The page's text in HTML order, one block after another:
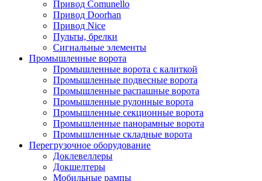
Привод Comunello
Привод Doorhan
Привод Nice
Пульты, брелки
Сигнальные элементы
Промышленные ворота
Промышленные ворота с калиткой
Промышленные подвесные ворота
Промышленные распашные ворота
Промышленные рулонные ворота
Промышленные секционные ворота
Промышленные панорамные ворота
Промышленные складные ворота
Перегрузочное оборудование
Доклевеллеры
Докшелтеры
Мобильные рампы